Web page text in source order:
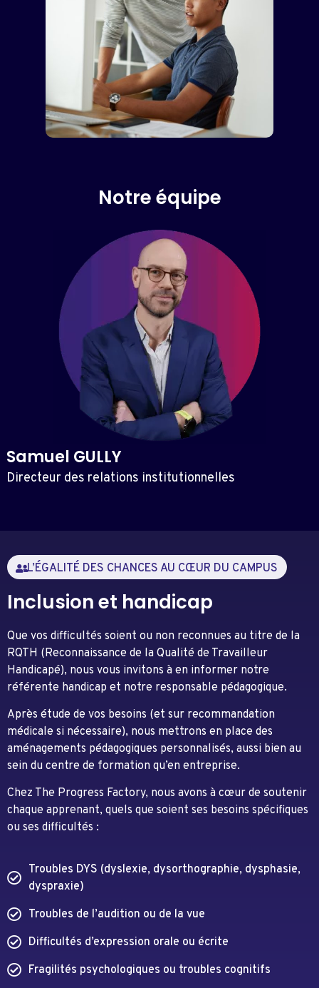
Notre équipe
Samuel GULLY
Directeur des relations institutionnelles
L’ÉGALITÉ DES CHANCES AU CŒUR DU CAMPUS
Inclusion et handicap
Que vos difficultés soient ou non reconnues au titre de la
RQTH (Reconnaissance de la Qualité de Travailleur
Handicapé), nous vous invitons à en informer notre
référente handicap et notre responsable pédagogique.
Après étude de vos besoins (et sur recommandation
médicale si nécessaire), nous mettrons en place des
aménagements pédagogiques personnalisés, aussi bien au
sein du centre de formation qu’en entreprise.
Chez The Progress Factory, nous avons à cœur de soutenir
chaque apprenant, quels que soient ses besoins spécifiques
ou ses difficultés :
Troubles DYS (dyslexie, dysorthographie, dysphasie,
dyspraxie)
Troubles de l’audition ou de la vue
Difficultés d’expression orale ou écrite
Fragilités psychologiques ou troubles cognitifs